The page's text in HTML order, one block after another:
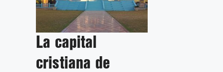
La capital
cristiana de